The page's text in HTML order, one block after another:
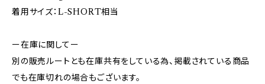
着用サイズ：L-SHORT相当
ー在庫に関してー
別の販売ルートとも在庫共有をしている為、掲載されている商品
でも在庫切れの場合もございます。